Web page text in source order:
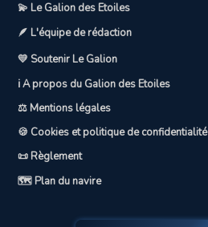
💫 Le Galion des Etoiles
🪶 L'équipe de rédaction
💛 Soutenir Le Galion
ℹ️ A propos du Galion des Etoiles
⚖️ Mentions légales
🍪 Cookies et politique de confidentialité
📜 Règlement
🗺️ Plan du navire